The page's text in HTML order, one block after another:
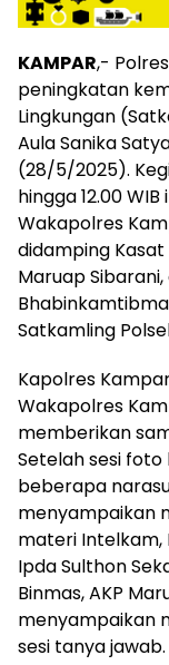
KAMPAR,-
peningkatan
Lingkungan
Aula Sanika
(28/5/2025).
hingga 12.00
Wakapolres
didamping Kasat
Maruap
Satkamling
Kapolres
Wakapolres
memberikan
Setelah sesi
beberapa
menyampaikan
materi Intelkam,
Ipda Sulthon
Binmas, AKP
menyampaikan
sesi tanya jawab.